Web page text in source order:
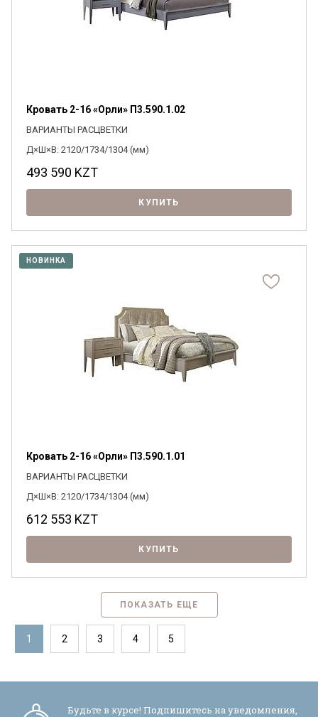
Кровать 2-16 «Орли» П3.590.1.02
ВАРИАНТЫ РАСЦВЕТКИ
Д×Ш×В: 2120/1734/1304 (мм)
493 590 KZT
КУПИТЬ
НОВИНКА
Кровать 2-16 «Орли» П3.590.1.01
ВАРИАНТЫ РАСЦВЕТКИ
Д×Ш×В: 2120/1734/1304 (мм)
612 553 KZT
КУПИТЬ
ПОКАЗАТЬ ЕЩЕ
1 2 3 4 5
Будьте в курсе! Подпишитесь на уведомления,